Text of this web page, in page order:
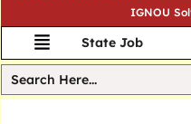
IGNOU
State Job